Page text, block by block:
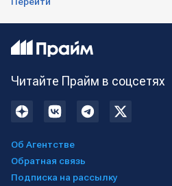
Читайте Прайм в соцсетях
Об Агентстве
Обратная связь
Подписка на рассылку